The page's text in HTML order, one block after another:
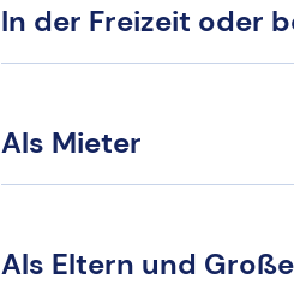
In der Freizeit oder
Als Mieter
Als Eltern und